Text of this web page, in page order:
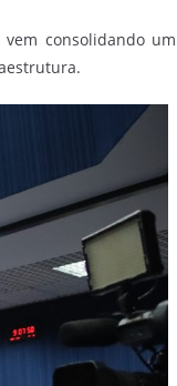
consolidando um